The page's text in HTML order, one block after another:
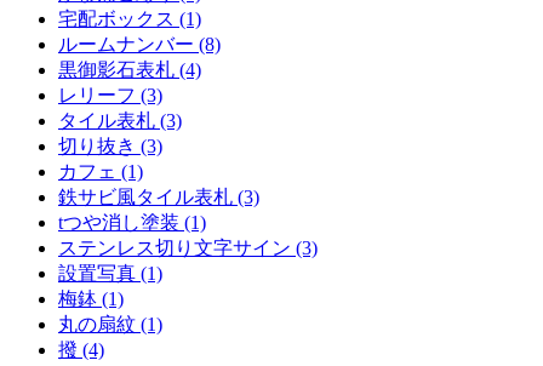
宅配ボックス (1)
ルームナンバー (8)
黒御影石表札 (4)
レリーフ (3)
タイル表札 (3)
切り抜き (3)
カフェ (1)
鉄サビ風タイル表札 (3)
tつや消し塗装 (1)
ステンレス切り文字サイン (3)
設置写真 (1)
梅鉢 (1)
丸の扇紋 (1)
撥 (4)